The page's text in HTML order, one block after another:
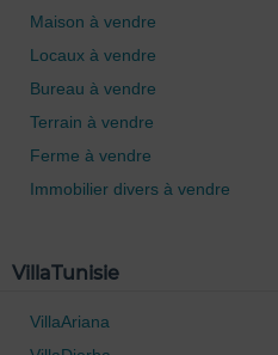
Maison à vendre
Locaux à vendre
Bureau à vendre
Terrain à vendre
Ferme à vendre
Immobilier divers à vendre
VillaTunisie
VillaAriana